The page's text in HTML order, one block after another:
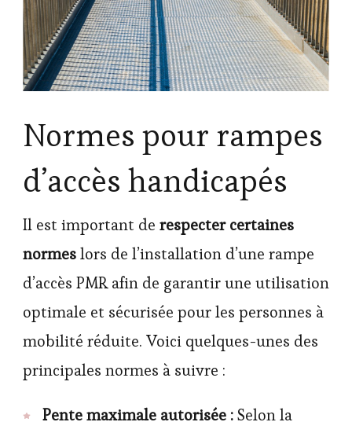
Normes pour rampes
d’accès handicapés
Il est important de respecter certaines
normeslors de l’installation d’une rampe
d’accès PMR afin de garantir une utilisation
optimale et sécurisée pour les personnes à
mobilité réduite. Voici quelques-unes des
principales normes à suivre :
Pente maximale autorisée :Selon la